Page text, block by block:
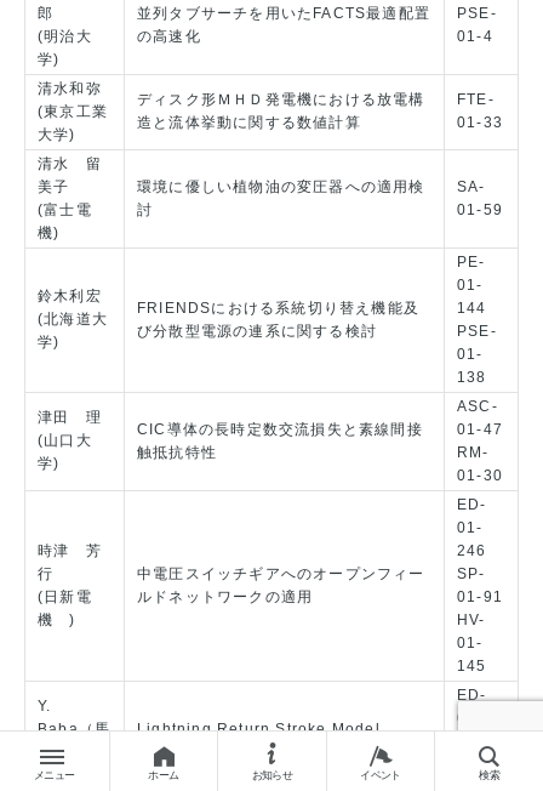
メニュー ホーム お知らせ イベント 検索
郎
(明治大
学)
並列タブサーチを用いたFACTS最適配置
の高速化
PSE-
01-4
清水和弥
(東京工業
大学)
ディスク形ＭＨＤ発電機における放電構
造と流体挙動に関する数値計算
FTE-
01-33
清水 留
美子
(富士電
機)
環境に優しい植物油の変圧器への適用検
討
SA-
01-59
鈴木利宏
(北海道大
学)
FRIENDSにおける系統切り替え機能及
び分散型電源の連系に関する検討
PE-
01-
144
PSE-
01-
138
津田 理
(山口大
学)
CIC導体の長時定数交流損失と素線間接
触抵抗特性
ASC-
01-47
RM-
01-30
時津 芳
行
(日新電
機 )
中電圧スイッチギアへのオープンフィー
ルドネットワークの適用
ED-
01-
246
SP-
01-91
HV-
01-
145
Y.
Baba（馬
場吉弘
(同志社大
Lightning Return Stroke Model
Incorporating Traveling Current
Distortion
ED-
01194
01-39